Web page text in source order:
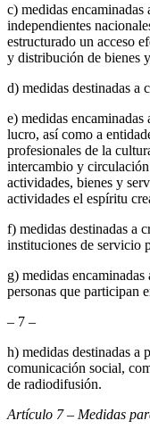
c) medidas
independientes
estructurado un acceso
y distribución de bienes
d) medidas destinadas a
e) medidas
lucro, así como a
profesionales de la
intercambio y
actividades, bienes y
actividades el espíritu
f) medidas destinadas a
instituciones de servicio
g) medidas
personas que participan
– 7 –
h) medidas destinadas a
comunicación social,
de radiodifusión.
Artículo 7 – Medidas